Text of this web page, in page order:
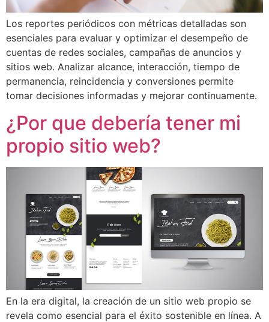
Los reportes periódicos con métricas detalladas son
esenciales para evaluar y optimizar el desempeño de
cuentas de redes sociales, campañas de anuncios y
sitios web. Analizar alcance, interacción, tiempo de
permanencia, reincidencia y conversiones permite
tomar decisiones informadas y mejorar continuamente.
¿Por que debería tener mi
propio sitio web?
En la era digital, la creación de un sitio web propio se
revela como esencial para el éxito sostenible en línea. A